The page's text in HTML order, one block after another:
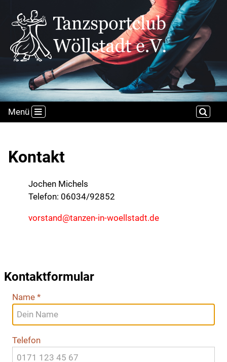
Menü
Kontakt
Jochen Michels
Telefon: 06034/92852
Kontaktformular
Name *
Telefon